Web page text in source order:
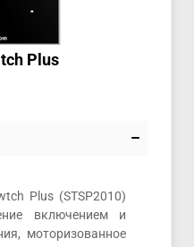
Plus
Plus (STSP2010)
включением и
моторизованное